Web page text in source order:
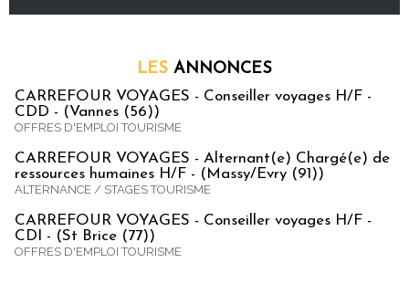
LES ANNONCES
CARREFOUR VOYAGES - Conseiller voyages H/F -
CDD - (Vannes (56))
OFFRES D'EMPLOI TOURISME
CARREFOUR VOYAGES - Alternant(e) Chargé(e) de
ressources humaines H/F - (Massy/Evry (91))
ALTERNANCE / STAGES TOURISME
CARREFOUR VOYAGES - Conseiller voyages H/F -
CDI - (St Brice (77))
OFFRES D'EMPLOI TOURISME